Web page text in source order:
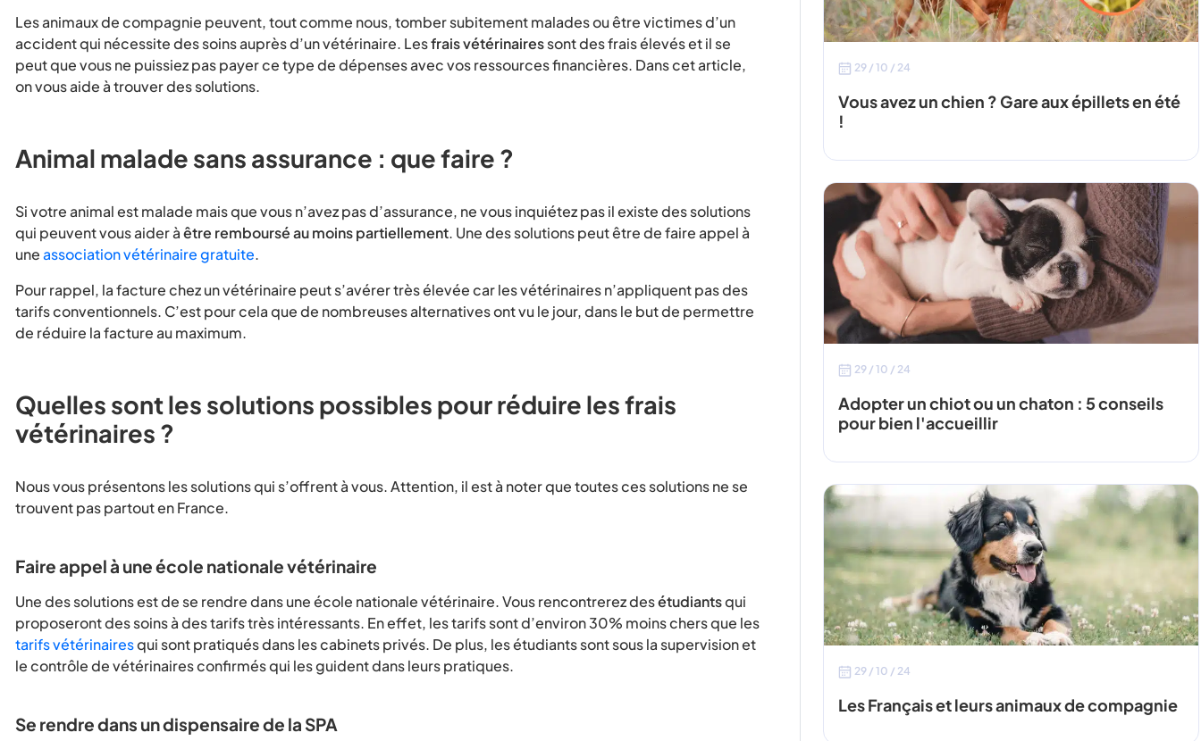
Les animaux de compagnie peuvent, tout comme nous, tomber subitement malades ou être victimes d’un
accident qui nécessite des soins auprès d’un vétérinaire. Lesfrais vétérinairessont des frais élevés et il se
peut que vous ne puissiez pas payer ce type de dépenses avec vos ressources financières. Dans cet article,
on vous aide à trouver des solutions.
Animal malade sans assurance : que faire ?
Si votre animal est malade mais que vous n’avez pas d’assurance, ne vous inquiétez pas il existe des solutions
qui peuvent vous aider àêtre remboursé au moins partiellement. Une des solutions peut être de faire appel à
uneassociation vétérinaire gratuite.
Pour rappel, la facture chez un vétérinaire peut s’avérer très élevée car les vétérinaires n’appliquent pas des
tarifs conventionnels. C’est pour cela que de nombreuses alternatives ont vu le jour, dans le but de permettre
de réduire la facture au maximum.
Quelles sont les solutions possibles pour réduire les frais
vétérinaires ?
Nous vous présentons les solutions qui s’offrent à vous. Attention, il est à noter que toutes ces solutions ne se
trouvent pas partout en France.
Faire appel à une école nationale vétérinaire
Une des solutions est de se rendre dans une école nationale vétérinaire. Vous rencontrerez desétudiantsqui
proposeront des soins à des tarifs très intéressants. En effet, les tarifs sont d’environ 30% moins chers que les
tarifs vétérinairesqui sont pratiqués dans les cabinets privés. De plus, les étudiants sont sous la supervision et
le contrôle de vétérinaires confirmés qui les guident dans leurs pratiques.
Se rendre dans un dispensaire de la SPA
29 / 10 / 24
Vous avez un chien ? Gare aux épillets en été
!
29 / 10 / 24
Adopter un chiot ou un chaton : 5 conseils
pour bien l'accueillir
29 / 10 / 24
Les Français et leurs animaux de compagnie